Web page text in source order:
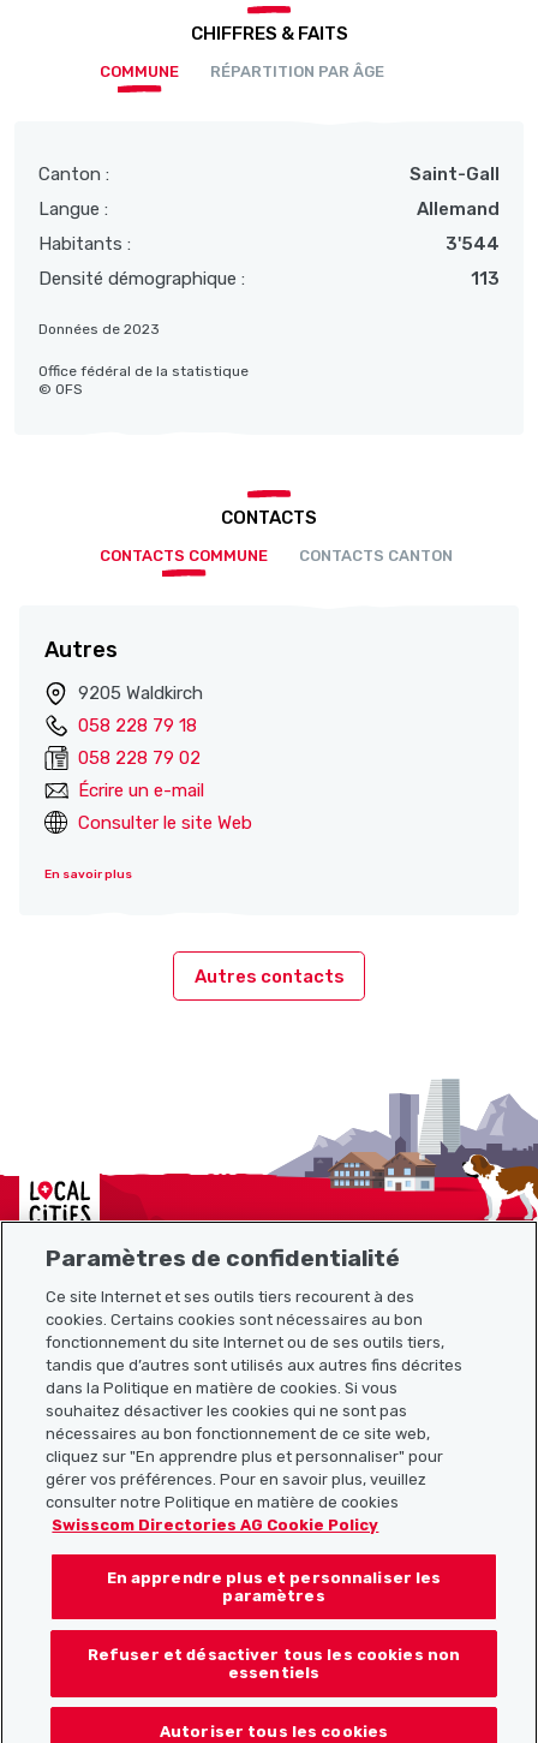
CHIFFRES & FAITS
COMMUNE RÉPARTITION PAR ÂGE
Canton :
Saint-Gall
Langue :
Allemand
Habitants :
3'544
Densité démographique :
113
Données de 2023
Office fédéral de la statistique
© OFS
CONTACTS
CONTACTS COMMUNE CONTACTS CANTON
Autres
9205 Waldkirch
058 228 79 18
058 228 79 02
Écrire un e-mail
Consulter le site Web
En savoir plus
Autres contacts
Localcities
Plan du site
Liens utiles
Télécharger l’application Localcities
Suis-nous sur les réseaux sociaux :
Paramètres de confidentialité
Ce site Internet et ses outils tiers recourent à des
cookies. Certains cookies sont nécessaires au bon
fonctionnement du site Internet ou de ses outils tiers,
tandis que d’autres sont utilisés aux autres fins décrites
dans la Politique en matière de cookies. Si vous
souhaitez désactiver les cookies qui ne sont pas
nécessaires au bon fonctionnement de ce site web,
cliquez sur "En apprendre plus et personnaliser" pour
gérer vos préférences. Pour en savoir plus, veuillez
consulter notre Politique en matière de cookies
Swisscom Directories AG Cookie Policy
En apprendre plus et personnaliser les
paramètres
Refuser et désactiver tous les cookies non
essentiels
Autoriser tous les cookies